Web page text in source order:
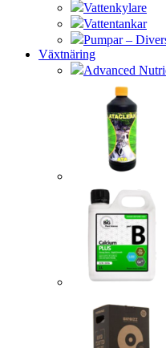
Vattenkylare
Vattentankar
Pumpar –
Växtnäring
Advanced